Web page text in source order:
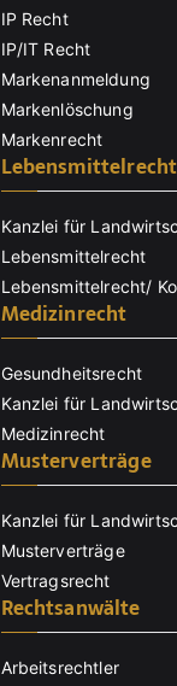
IP Recht
IP/IT Recht
Markenanmeldung
Markenlöschung
Markenrecht
Lebensmittelrecht
Kanzlei für
Lebensmittelrecht
Lebensmittelrecht/
Medizinrecht
Gesundheitsrecht
Kanzlei für
Medizinrecht
Musterverträge
Kanzlei für
Musterverträge
Vertragsrecht
Rechtsanwälte
Arbeitsrechtler